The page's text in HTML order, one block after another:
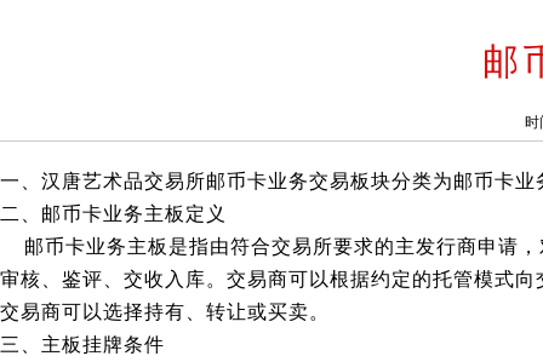
邮
时
一、汉唐艺术品交易所邮币卡业务交易板块分类为邮币卡
二、邮币卡业务主板定义
邮币卡业务主板是指由符合交易所要求的主发行商申请
审核、鉴评、交收入库。交易商可以根据约定的托管模式
交易商可以选择持有、转让或买卖。
三、主板挂牌条件